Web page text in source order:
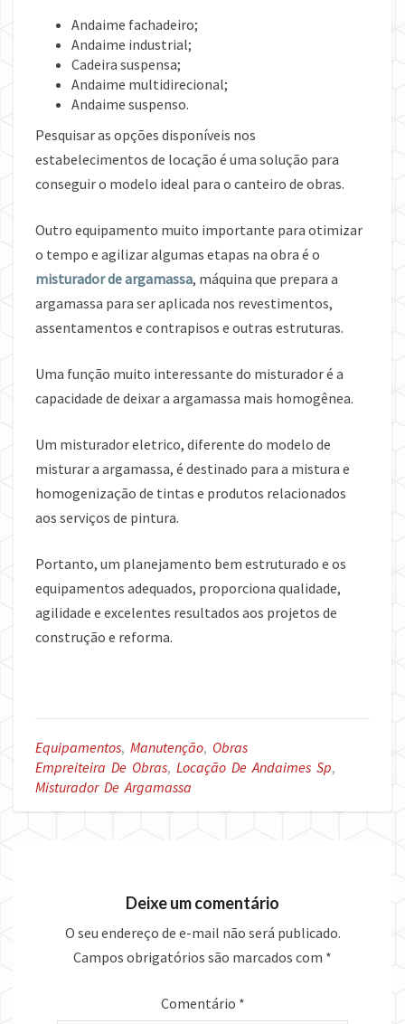
Andaime fachadeiro;
Andaime industrial;
Cadeira suspensa;
Andaime multidirecional;
Andaime suspenso.
Pesquisar as opções disponíveis nos
estabelecimentos de locação é uma solução para
conseguir o modelo ideal para o canteiro de obras.
Outro equipamento muito importante para otimizar
o tempo e agilizar algumas etapas na obra é o
misturador de argamassa, máquina que prepara a
argamassa para ser aplicada nos revestimentos,
assentamentos e contrapisos e outras estruturas.
Uma função muito interessante do misturador é a
capacidade de deixar a argamassa mais homogênea.
Um misturador eletrico, diferente do modelo de
misturar a argamassa, é destinado para a mistura e
homogenização de tintas e produtos relacionados
aos serviços de pintura.
Portanto, um planejamento bem estruturado e os
equipamentos adequados, proporciona qualidade,
agilidade e excelentes resultados aos projetos de
construção e reforma.
Equipamentos, Manutenção, Obras
Empreiteira De Obras, Locação De Andaimes Sp,
Misturador De Argamassa
Deixe um comentário
O seu endereço de e-mail não será publicado.
Campos obrigatórios são marcados com *
Comentário *